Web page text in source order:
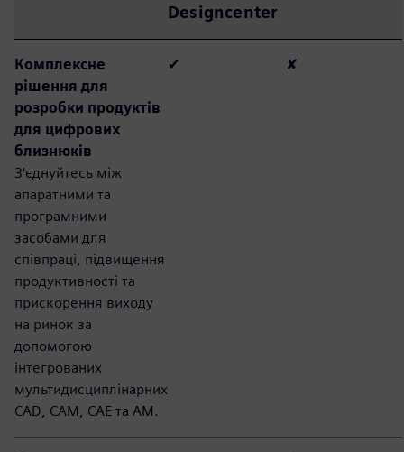
Designcenter
Комплексне
рішення для
розробки продуктів
для цифрових
близнюків
З'єднуйтесь між
апаратними та
програмними
засобами для
співпраці, підвищення
продуктивності та
прискорення виходу
на ринок за
допомогою
інтегрованих
мультидисциплінарних
CAD, CAM, CAE та AM.
✔ ✘